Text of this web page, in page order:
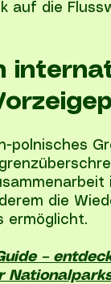
auf die
polnisches
die
ermöglicht.
–